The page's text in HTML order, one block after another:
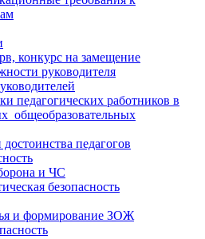
конкурс на замещение
руководителя
педагогических работников в
общеобразовательных
педагогов
и ЧС
безопасность
и формирование ЗОЖ